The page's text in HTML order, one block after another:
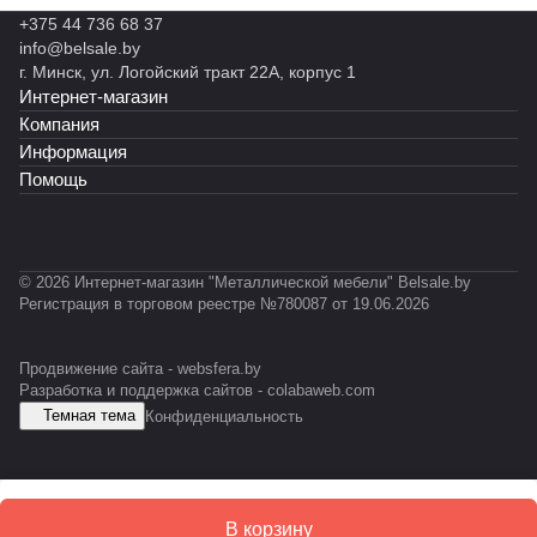
й
M
Z
-
P
R
O
F
ы
й
С
К
У
н
ы
й
С
У
М
-
E
н
ы
й
С
М
С
А
-
E
S
С
В корзину
+375 44 736 68 37
info@belsale.by
г. Минск, ул. Логойский тракт 22А, корпус 1
Интернет-магазин
Компания
Информация
Помощь
© 2026 Интернет-магазин "Металлической мебели" Belsale.by
Регистрация в торговом реестре №780087 от 19.06.2026
Продвижение сайта - websfera.by
Разработка и поддержка сайтов - colabaweb.com
Темная тема
Конфиденциальность